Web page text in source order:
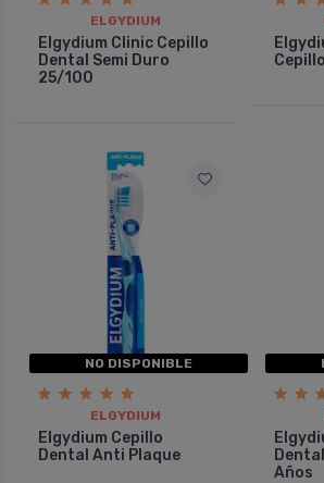
ELGYDIUM
Elgydium Clinic Cepillo
Dental Semi Duro
25/100
NO DISPONIBLE
ELGYDIUM
Elgydium Cepillo
Dental Anti Plaque
Años